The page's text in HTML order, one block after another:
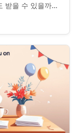
을 수 있을까요?